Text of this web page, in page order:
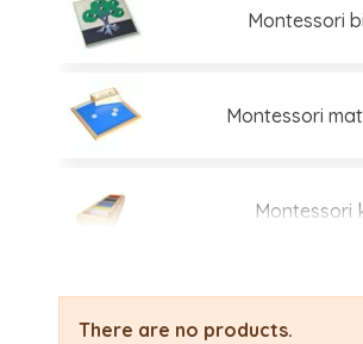
Montessori
Montessori
Montessori
Montessori
There are no products.